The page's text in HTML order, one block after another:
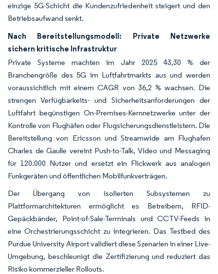
einzige 5G-Schicht die Kundenzufriedenheit steigert und den
Betriebsaufwand senkt.
Nach Bereitstellungsmodell: Private Netzwerke
sichern kritische Infrastruktur
Private Systeme machten im Jahr 2025 43,30 % der
Branchengröße des 5G im Luftfahrtmarkts aus und werden
voraussichtlich mit einem CAGR von 36,2 % wachsen. Die
strengen Verfügbarkeits- und Sicherheitsanforderungen der
Luftfahrt begünstigen On-Premises-Kernnetzwerke unter der
Kontrolle von Flughäfen oder Flugsicherungsdienstleistern. Die
Bereitstellung von Ericsson und Streamwide am Flughafen
Charles de Gaulle vereint Push-to-Talk, Video und Messaging
für 120.000 Nutzer und ersetzt ein Flickwerk aus analogen
Funkgeräten und öffentlichen Mobilfunkverträgen.
Der Übergang von isolierten Subsystemen zu
Plattformarchitekturen ermöglicht es Betreibern, RFID-
Gepäckbänder, Point-of-Sale-Terminals und CCTV-Feeds in
eine Orchestrierungsschicht zu integrieren. Das Testbed des
Purdue University Airport validiert diese Szenarien in einer Live-
Umgebung, beschleunigt die Zertifizierung und reduziert das
Risiko kommerzieller Rollouts.